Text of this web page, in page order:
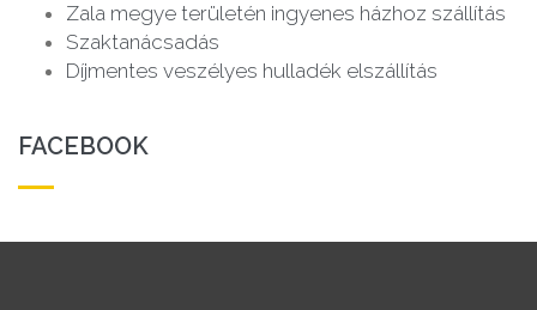
Zala megye területén ingyenes házhoz szállítás
Szaktanácsadás
Díjmentes veszélyes hulladék elszállítás
FACEBOOK